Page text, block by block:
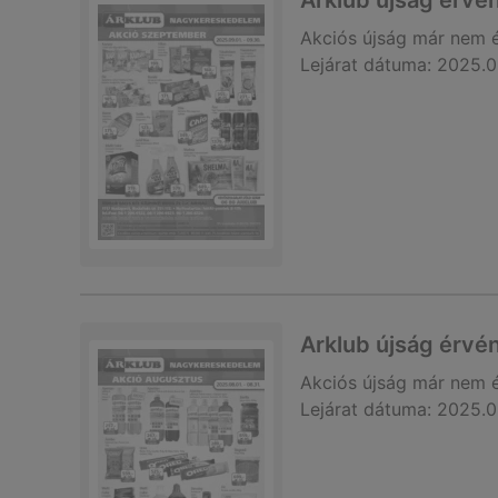
Akciós újság már nem
Lejárat dátuma:
Arklub újság
Akciós újság már nem
Lejárat dátuma: